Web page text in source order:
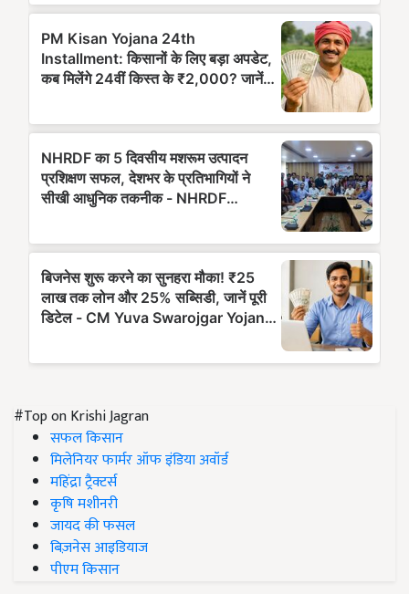
#Top on Krishi Jagran
सफल किसान
मिलेनियर फार्मर ऑफ इंडिया अवॉर्ड
महिंद्रा ट्रैक्टर्स
कृषि मशीनरी
जायद की फसल
बिज़नेस आइडियाज
पीएम किसान